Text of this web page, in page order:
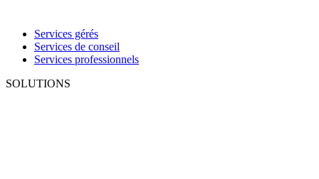
Services gérés
Services de conseil
Services professionnels
SOLUTIONS